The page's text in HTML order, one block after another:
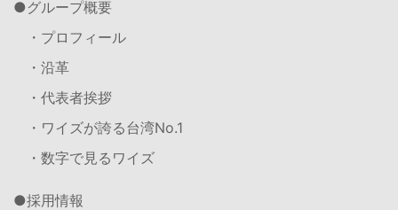
グループ概要
・プロフィール
・沿革
・代表者挨拶
・ワイズが誇る台湾No.1
・数字で見るワイズ
採用情報